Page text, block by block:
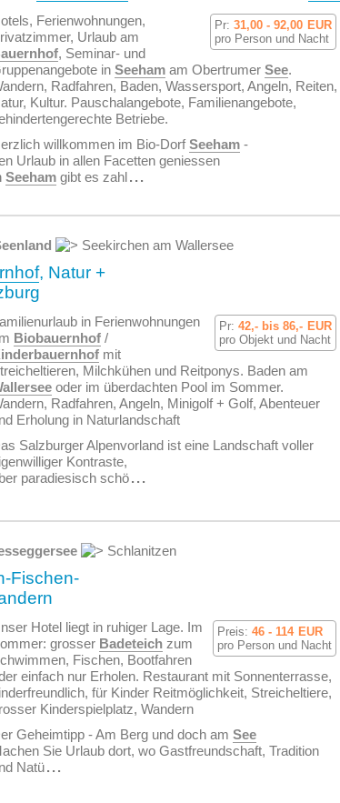
Pr: 31,00 - 92,00 EUR
pro Person und Nacht
Ferien­wohnungen,
Urlaub am
, Seminar- und
in Seeham am Obertrumer See.
Radfahren, Baden, Wassersport, Angeln, Reiten,
Kultur. Pauschalangebote, Familienangebote,
Betriebe.
willkommen im Bio-DorfSeeham -
Urlaub in allen Facetten geniessen
Seeham gibt es zahl...
Seekirchen am Wallersee
, Natur +
Pr: 42,- bis 86,- EUR
pro Objekt und Nacht
in Ferien­wohnungen
Biobauernhof /
mit
Milchkühen und Reitponys. Baden am
oder im überdachten Pool im Sommer.
Radfahren, Angeln, Minigolf + Golf, Abenteuer
Erholung in Naturlandschaft
Salzburger Alpenvorland ist eine Landschaft voller
Kontraste,
paradiesisch schö...
Schlanitzen
Fischen-
Preis: 46 - 114 EUR
pro Person und Nacht
Hotel liegt in ruhiger Lage. Im
grosser Badeteich zum
Fischen, Bootfahren
einfach nur Erholen. Restaurant mit Sonnenterrasse,
für Kinder Reitmöglichkeit, Streicheltiere,
Kinderspielplatz, Wandern
Geheimtipp - Am Berg und doch am See
Sie Urlaub dort, wo Gastfreundschaft, Tradition
Natü...